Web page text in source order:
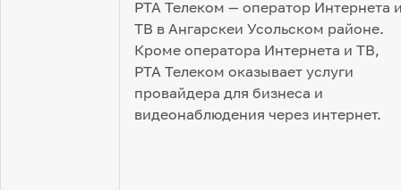
РТА Телеком — оператор Интернета
ТВ в Ангарскеи Усольском районе.
Кроме оператора Интернета и ТВ,
РТА Телеком оказывает услуги
провайдера для бизнеса и
видеонаблюдения через интернет.